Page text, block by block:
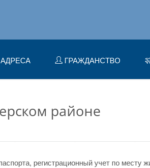
АДРЕСА ГРАЖДАНСТВО
районе
регистрационный учет по месту